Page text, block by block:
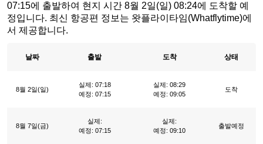
07:15에 출발하여 현지 시간 8월 2일(일) 08:24에 도착할 예
정입니다. 최신 항공편 정보는 왓플라이타임(Whatflytime)에
서 제공합니다.
날짜 출발 도착 상태
8월 2일(일)
실제: 07:18
예정: 07:15
실제: 08:29
예정: 09:05
도착
8월 7일(금)
실제:
예정: 07:15
실제:
예정: 09:10
출발예정